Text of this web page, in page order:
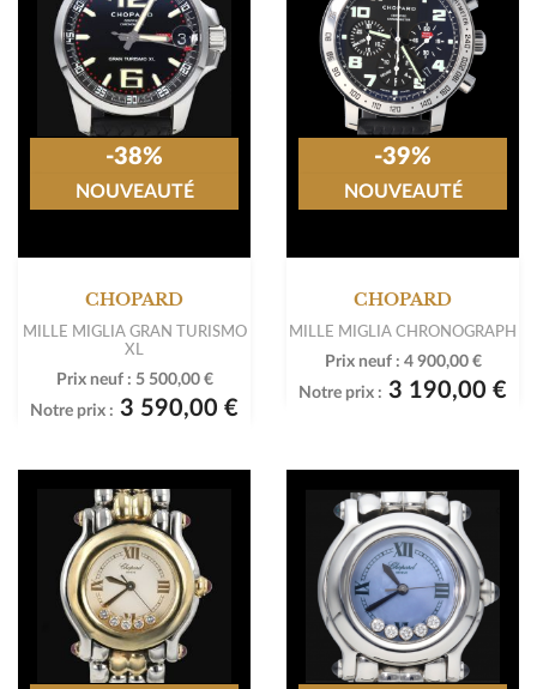
CHOPARD
MILLE MIGLIA GRAN TURISMO
XL
Prix neuf : 5 500,00 €
Notre prix : 3 590,00 €
-38%
NOUVEAUTÉ
CHOPARD
MILLE MIGLIA CHRONOGRAPH
Prix neuf : 4 900,00 €
Notre prix : 3 190,00 €
-39%
NOUVEAUTÉ